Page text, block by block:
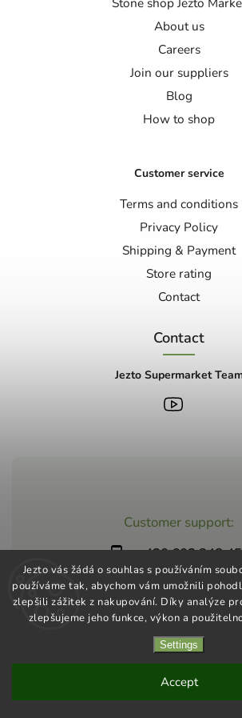
Jezto vás žádá o souhlas s používáním
používáme tak, abychom vám umožnili
zlepšili zážitek z nakupování. Díky analýze
zlepšujeme jeho funkce, výkon a
Settings
Accept
Customer support:
+420 603 248
About us
Careers
Join our suppliers
Blog
How to shop
Customer service
Terms and conditions
Privacy Policy
Shipping & Payment
Store rating
Contact
Contact
Jezto Supermarket
Shoptet | Design